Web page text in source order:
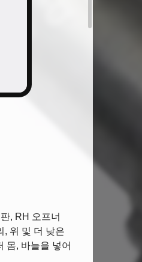
, RH 오프너
, 위 및 더 낮은
몸, 바늘을 넣어